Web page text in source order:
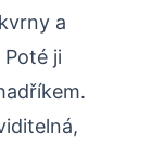
a
ji